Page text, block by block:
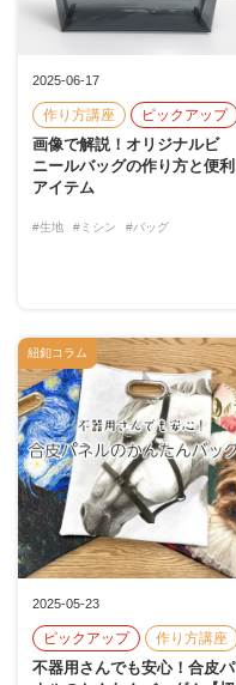
2025-06-17
作り方講座 ピックアップ
画像で解説！オリジナルビ
ニールバッグの作り方と便利
アイテム
#生地 #ミシン #バッグ
2025-05-23
ピックアップ 作り方講座
不器用さんでも安心！合皮パ
紐釦コラム